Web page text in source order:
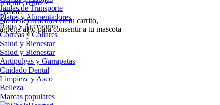
Ir a mi carrito »
¡Woof!
No tíenes artículos en tu carrito,
agrega algo para consentir a tu mascota
Jaulas de Transporte
Platos y Alimentadores
Ropa y Accesorios
Correas y Collares
Salud y Bienestar
Salud y Bienestar
Antipulgas y Garrapatas
Cuidado Dental
Limpieza y Aseo
Belleza
Marcas populares